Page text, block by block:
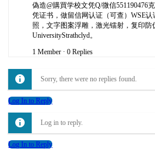
偽造@購買学校文凭Q/微信551190476
凭证书，做留信网认证（可查）WSE
照，文字图案浮雕，激光镭射，复印防
UniversityStrathclyd。
1 Member · 0 Replies
Sorry, there were no replies found.
Log In to Reply
Log in to reply.
Log In to Reply